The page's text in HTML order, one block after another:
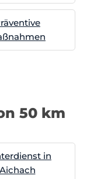
50 km
in
Aichach